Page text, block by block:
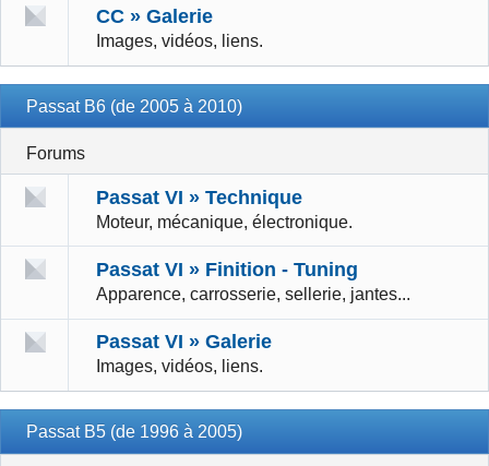
CC » Galerie
Images, vidéos, liens.
Passat B6 (de 2005 à 2010)
Forums
Passat VI » Technique
Moteur, mécanique, électronique.
Passat VI » Finition - Tuning
Apparence, carrosserie, sellerie, jantes...
Passat VI » Galerie
Images, vidéos, liens.
Passat B5 (de 1996 à 2005)